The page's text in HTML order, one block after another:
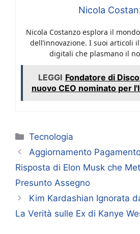
Nicola
Nicola Costanzo esplora il
dell’innovazione. I suoi articoli
digitali che plasmano il
LEGGI Fondatore di
nuovo CEO nominato per
Categorie
Tecnologia
Aggiornamento
Risposta di Elon Musk che
Presunto Assegno
Kim Kardashian Ignorata
La Verità sulle Ex di Kanye